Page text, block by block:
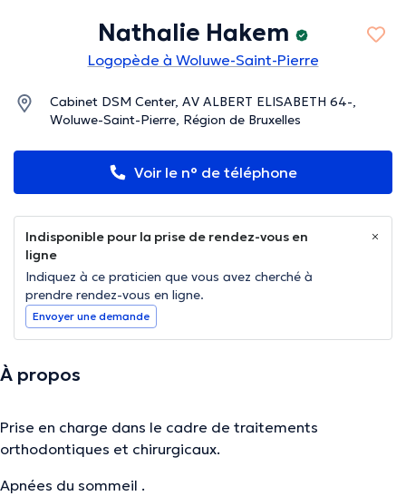
Nathalie Hakem
Logopède à Woluwe-Saint-Pierre
Cabinet DSM Center, AV ALBERT ELISABETH 64-,
Woluwe-Saint-Pierre, Région de Bruxelles
Voir le n° de téléphone
Indisponible pour la prise de rendez-vous en
ligne
Indiquez à ce praticien que vous avez cherché à
prendre rendez-vous en ligne.
Envoyer une demande
À propos
Prise en charge dans le cadre de traitements
orthodontiques et chirurgicaux.
Apnées du sommeil .